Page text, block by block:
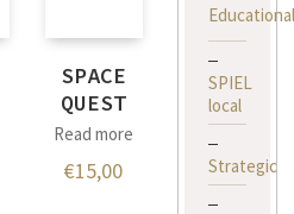
SPACE
QUEST
Read more
€15,00
Educational
SPIEL
local
Strategic